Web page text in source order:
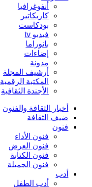
أنفوغرافيا
كاريكاتير
بودكاست
فيديو tv
بانوراما
إضاءات
مدونة
أرشيف المجلة
المكتبة الرقمية
الأجندة الثقافية
أخبار الثقافة والفنون
ضيف الثقافة
فنون
فنون الأداء
فنون العرض
فنون الكتابة
فنون الجميلة
أدب
أدب الطفل